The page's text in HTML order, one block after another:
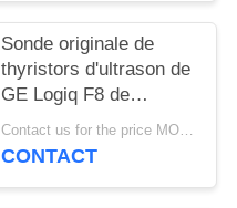
Sonde originale de
thyristors d'ultrason de
GE Logiq F8 de
matériel médical
d'hôpital
Contact us for the price MOQ:1
CONTACT